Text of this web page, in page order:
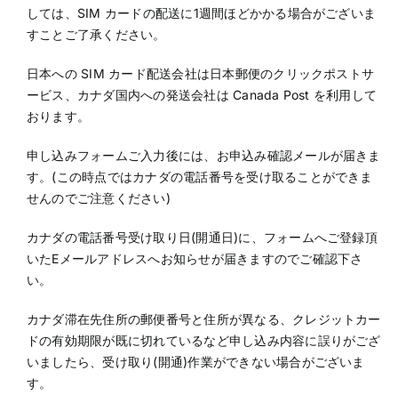
しては、SIM カードの配送に1週間ほどかかる場合がございま
すことご了承ください。
日本への SIM カード配送会社は日本郵便のクリックポストサ
ービス、カナダ国内への発送会社は Canada Post を利用して
おります。
申し込みフォームご入力後には、お申込み確認メールが届きま
す。(この時点ではカナダの電話番号を受け取ることができま
せんのでご注意ください)
カナダの電話番号受け取り日(開通日)に、フォームへご登録頂
いたEメールアドレスへお知らせが届きますのでご確認下さ
い。
カナダ滞在先住所の郵便番号と住所が異なる、クレジットカー
ドの有効期限が既に切れているなど申し込み内容に誤りがござ
いましたら、受け取り(開通)作業ができない場合がございま
す。